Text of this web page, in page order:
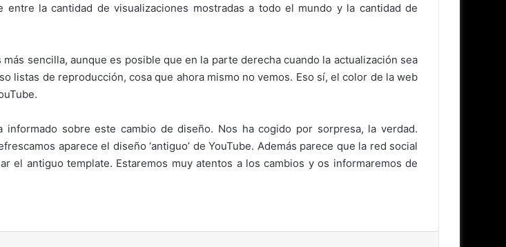
la cantidad de visualizaciones mostradas a todo el mundo y la cantidad de
sencilla, aunque es posible que en la parte derecha cuando la actualización sea
listas de reproducción, cosa que ahora mismo no vemos. Eso sí, el color de la web
sobre este cambio de diseño. Nos ha cogido por sorpresa, la verdad.
aparece el diseño ‘antiguo’ de YouTube. Además parece que la red social
el antiguo template. Estaremos muy atentos a los cambios y os informaremos de